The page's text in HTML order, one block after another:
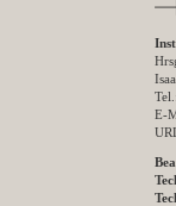
E-